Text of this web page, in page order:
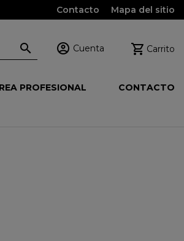
Contacto Mapa del sitio
  Cuenta  Carrito
PROFESIONAL CONTACTO